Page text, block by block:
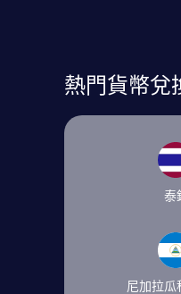
熱門貨幣兌
泰
尼加拉瓜